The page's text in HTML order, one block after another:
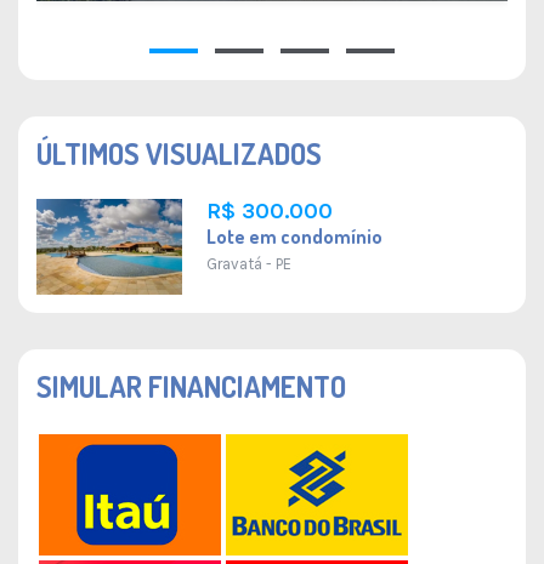
ÚLTIMOS VISUALIZADOS
R$ 300.000
Lote em condomínio
Gravatá - PE
SIMULAR FINANCIAMENTO